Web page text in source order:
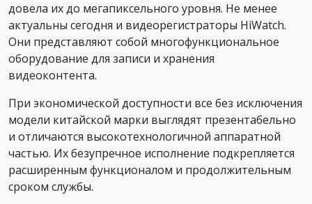
довела их до мегапиксельного уровня. Не менее
актуальны сегодня и видеорегистраторы HiWatch.
Они представляют собой многофункциональное
оборудование для записи и хранения
видеоконтента.
При экономической доступности все без исключения
модели китайской марки выглядят презентабельно
и отличаются высокотехнологичной аппаратной
частью. Их безупречное исполнение подкрепляется
расширенным функционалом и продолжительным
сроком службы.